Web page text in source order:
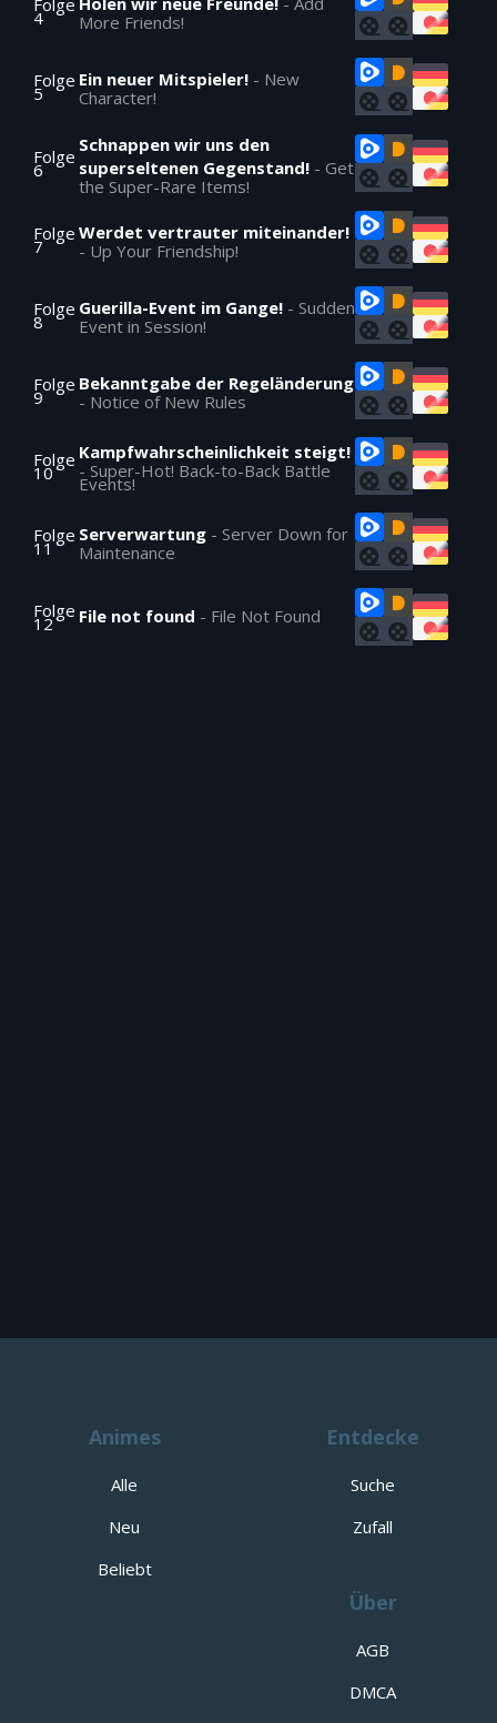
Folge
4
More Friends!
Folge
5
Ein neuer Mitspieler! - New
Character!
Folge
6
Schnappen wir uns den
superseltenen Gegenstand! - Get
the Super-Rare Items!
Folge
7
Werdet vertrauter miteinander!
- Up Your Friendship!
Folge
8
Guerilla-Event im Gange! - Sudden
Event in Session!
Folge
9
Bekanntgabe der Regeländerung
- Notice of New Rules
Folge
10
Kampfwahrscheinlichkeit steigt!
- Super-Hot! Back-to-Back Battle
Events!
Folge
11
Serverwartung - Server Down for
Maintenance
Folge
12 File not found - File Not Found
Animes
Alle
Neu
Beliebt
Entdecke
Suche
Zufall
Über
AGB
DMCA